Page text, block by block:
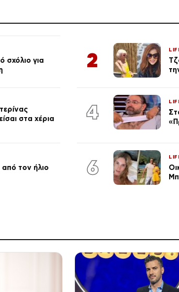
σχόλιο για
2
στα χέρια
4
από τον ήλιο
6